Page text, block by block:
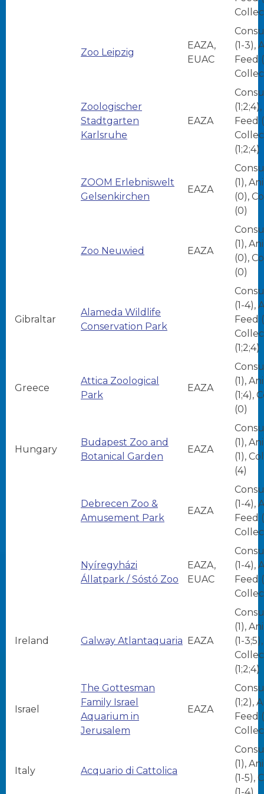
Zoo Leipzig
EAZA,
EUAC
(1-3),
Feed
Zoologischer
Stadtgarten
Karlsruhe
EAZA
Feed
(1;2;4)
ZOOM Erlebniswelt
Gelsenkirchen
EAZA
(1),
(0),
(0)
Zoo Neuwied EAZA
(1),
(0),
(0)
Gibraltar
Alameda Wildlife
Conservation Park
(1-4),
Feed
(1;2;4)
Greece
Attica Zoological
Park
EAZA
(1),
(1;4),
(0)
Hungary
Budapest Zoo and
Botanical Garden
EAZA
(1),
(1),
(4)
Debrecen Zoo &
Amusement Park
EAZA
(1-4),
Feed
Nyíregyházi
Állatpark / Sóstó Zoo
EAZA,
EUAC
(1-4),
Feed
Ireland Galway Atlantaquaria EAZA
(1),
(1-3;5),
(1;2;4)
Israel
The Gottesman
Family Israel
Aquarium in
Jerusalem
EAZA
(1;2),
Feed
Italy Acquario di Cattolica
(1),
(1-5),